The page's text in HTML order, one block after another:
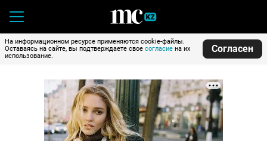
На информационном ресурсе применяются cookie-файлы.
Оставаясь на сайте, вы подтверждаете свое согласие на их
использование.
Согласен